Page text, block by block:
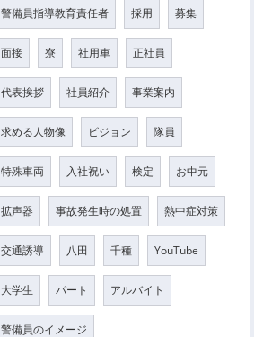
警備員指導教育責任者 採用 募集
面接 寮 社用車 正社員
代表挨拶 社員紹介 事業案内
求める人物像 ビジョン 隊員
特殊車両 入社祝い 検定 お中元
拡声器 事故発生時の処置 熱中症対策
交通誘導 八田 千種 YouTube
大学生 パート アルバイト
警備員のイメージ